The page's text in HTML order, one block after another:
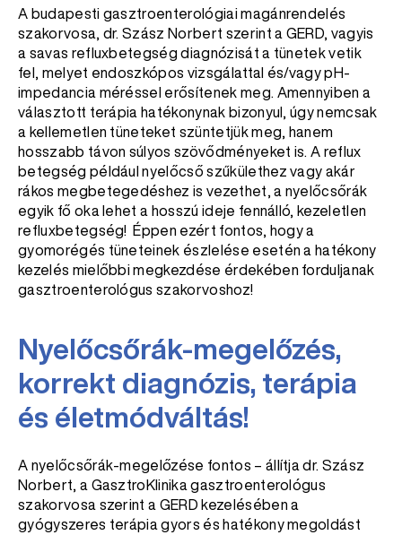
A budapesti gasztroenterológiai magánrendelés
szakorvosa, dr. Szász Norbert szerint a GERD, vagyis
a savas refluxbetegség diagnózisát a tünetek vetik
fel, melyet endoszkópos vizsgálattal és/vagy pH-
impedancia méréssel erősítenek meg. Amennyiben a
választott terápia hatékonynak bizonyul, úgy nemcsak
a kellemetlen tüneteket szüntetjük meg, hanem
hosszabb távon súlyos szövődményeket is. A reflux
betegség például nyelőcső szűkülethez vagy akár
rákos megbetegedéshez is vezethet, a nyelőcsőrák
egyik fő oka lehet a hosszú ideje fennálló, kezeletlen
refluxbetegség! Éppen ezért fontos, hogy a
gyomorégés tüneteinek észlelése esetén a hatékony
kezelés mielőbbi megkezdése érdekében forduljanak
gasztroenterológus szakorvoshoz!
Nyelőcsőrák-megelőzés,
korrekt diagnózis, terápia
és életmódváltás!
A nyelőcsőrák-megelőzése fontos – állítja dr. Szász
Norbert, a GasztroKlinika gasztroenterológus
szakorvosa szerint a GERD kezelésében a
gyógyszeres terápia gyors és hatékony megoldást